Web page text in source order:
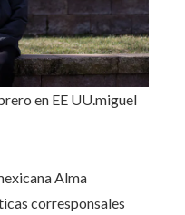
en EE UU.miguel
Alma
corresponsales